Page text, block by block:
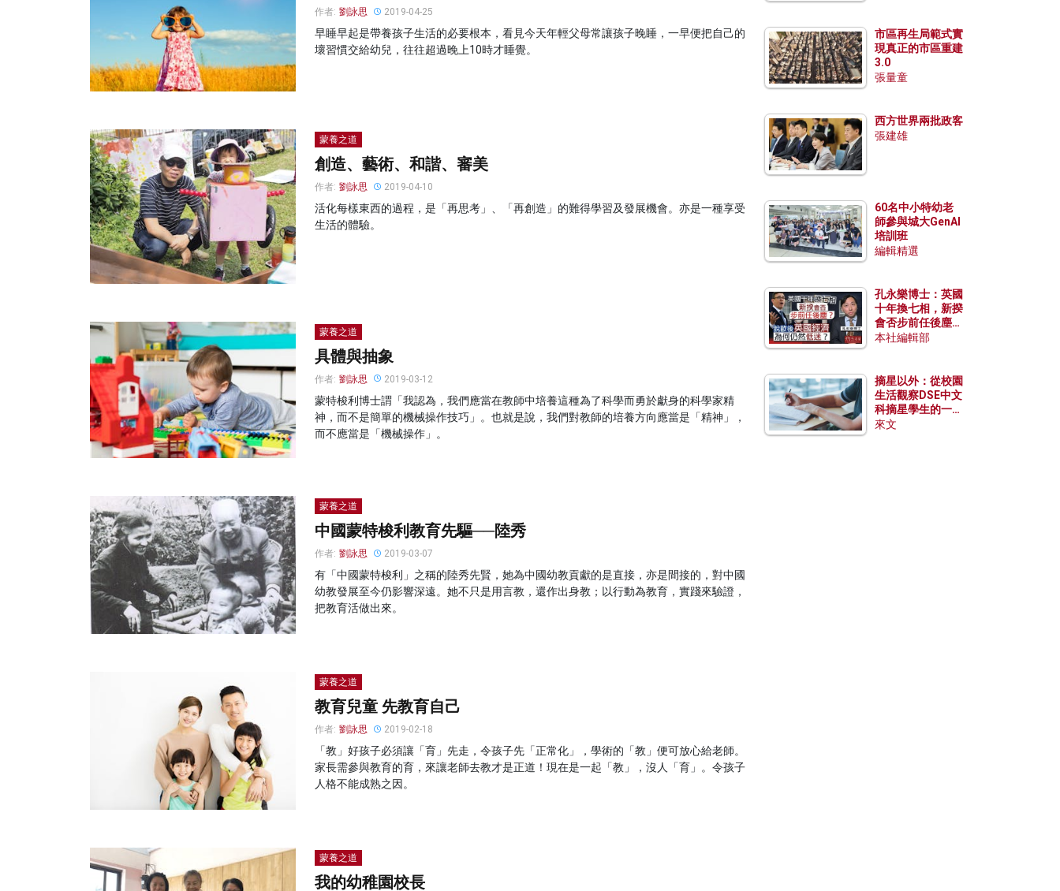
作者: 劉詠思 2019-04-25
早睡早起是帶養孩子生活的必要根本，看見今天年輕父母常讓孩子晚睡，一早便把自己的
壞習慣交給幼兒，往往超過晚上10時才睡覺。
蒙養之道
創造、藝術、和諧、審美
作者: 劉詠思 2019-04-10
活化每樣東西的過程，是「再思考」、「再創造」的難得學習及發展機會。亦是一種享受
生活的體驗。
蒙養之道
具體與抽象
作者: 劉詠思 2019-03-12
蒙特梭利博士謂「我認為，我們應當在教師中培養這種為了科學而勇於獻身的科學家精
神，而不是簡單的機械操作技巧」。也就是說，我們對教師的培養方向應當是「精神」，
而不應當是「機械操作」。
蒙養之道
中國蒙特梭利教育先驅──陸秀
作者: 劉詠思 2019-03-07
有「中國蒙特梭利」之稱的陸秀先賢，她為中國幼教貢獻的是直接，亦是間接的，對中國
幼教發展至今仍影響深遠。她不只是用言教，還作出身教；以行動為教育，實踐來驗證，
把教育活做出來。
蒙養之道
教育兒童 先教育自己
作者: 劉詠思 2019-02-18
「教」好孩子必須讓「育」先走，令孩子先「正常化」，學術的「教」便可放心給老師。
家長需參與教育的育，來讓老師去教才是正道！現在是一起「教」，沒人「育」。令孩子
人格不能成熟之因。
蒙養之道
我的幼稚園校長
市區再生局範式實
現真正的市區重建
3.0
張量童
西方世界兩批政客
張建雄
60名中小特幼老
師參與城大GenAI
培訓班
編輯精選
孔永樂博士：英國
十年換七相，新揆
會否步前任後塵？
脫歐後英國經濟為
本社編輯部
摘星以外：從校園
生活觀察DSE中文
科摘星學生的一點
特質
來文